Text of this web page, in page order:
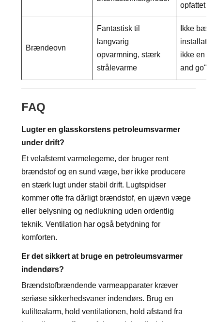
opfattet
Brændeovn
Fantastisk til
langvarig
opvarmning, stærk
strålevarme
Ikke
ikke en
and go"
FAQ
Lugter en glasskorstens petroleumsvarmer
under drift?
Et velafstemt varmelegeme, der bruger rent
brændstof og en sund væge, bør ikke producere
en stærk lugt under stabil drift. Lugtspidser
kommer ofte fra dårligt brændstof, en ujævn væge
eller belysning og nedlukning uden ordentlig
teknik. Ventilation har også betydning for
komforten.
Er det sikkert at bruge en petroleumsvarmer
indendørs?
Brændstofbrændende varmeapparater kræver
seriøse sikkerhedsvaner indendørs. Brug en
kuliltealarm, hold ventilationen, hold afstand fra